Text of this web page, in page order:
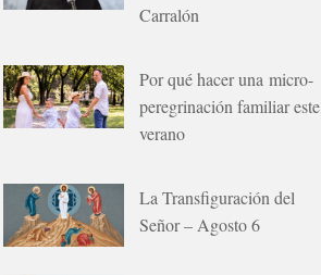
Carralón
Por qué hacer una micro-
peregrinación familiar este
verano
La Transfiguración del
Señor – Agosto 6